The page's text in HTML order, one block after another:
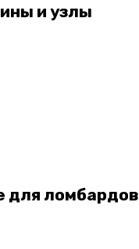
и узлы
для ломбардов